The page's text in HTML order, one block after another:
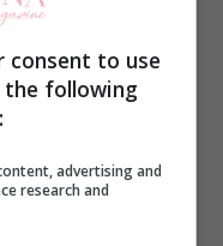
di lui,
Teresa
o per cercare
figlia di
e
consent to use
following
advertising and
research and